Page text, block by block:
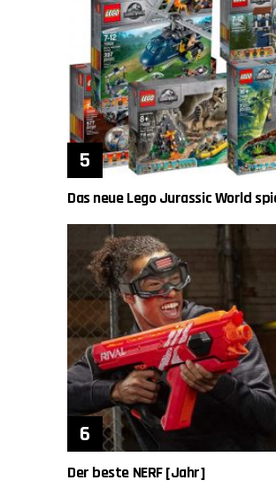
Das neue Lego Jurassic World
Der beste NERF [Jahr]